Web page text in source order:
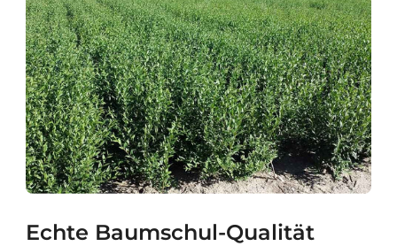
Echte Baumschul-Qualität